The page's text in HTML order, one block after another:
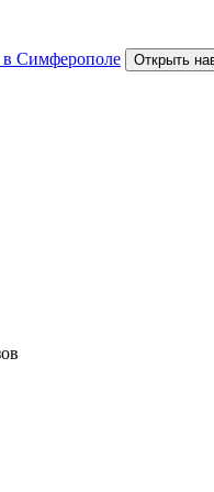
Симферополе Открыть